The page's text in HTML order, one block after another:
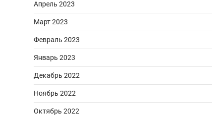
Апрель 2023
Март 2023
Февраль 2023
Январь 2023
Декабрь 2022
Ноябрь 2022
Октябрь 2022